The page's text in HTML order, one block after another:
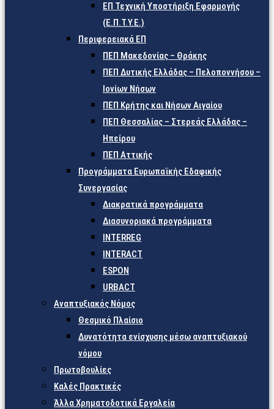
ΕΠ Τεχνική Υποστήριξη Εφαρμογής
(Ε.Π.Τ.Υ.Ε.)
Περιφερειακά ΕΠ
ΠΕΠ Μακεδονίας – Θράκης
ΠΕΠ Δυτικής Ελλάδας – Πελοποννήσου –
Ιονίων Νήσων
ΠΕΠ Κρήτης και Νήσων Αιγαίου
ΠΕΠ Θεσσαλίας – Στερεάς Ελλάδας –
Ηπείρου
ΠΕΠ Αττικής
Προγράμματα Ευρωπαϊκής Εδαφικής
Συνεργασίας
Διακρατικά προγράμματα
Διασυνοριακά προγράμματα
INTERREG
INTERACT
ESPON
URBACT
Αναπτυξιακός Νόμος
Θεσμικό Πλαίσιο
Δυνατότητα ενίσχυσης μέσω αναπτυξιακού
νόμου
Πρωτοβουλίες
Καλές Πρακτικές
Άλλα Χρηματοδοτικά Εργαλεία